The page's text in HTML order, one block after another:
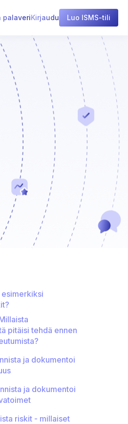
palaveriKirjaudu Luo ISMS-tili
pitäisi tehdä ennen
ja dokumentoi
ja dokumentoi
riskit - millaiset